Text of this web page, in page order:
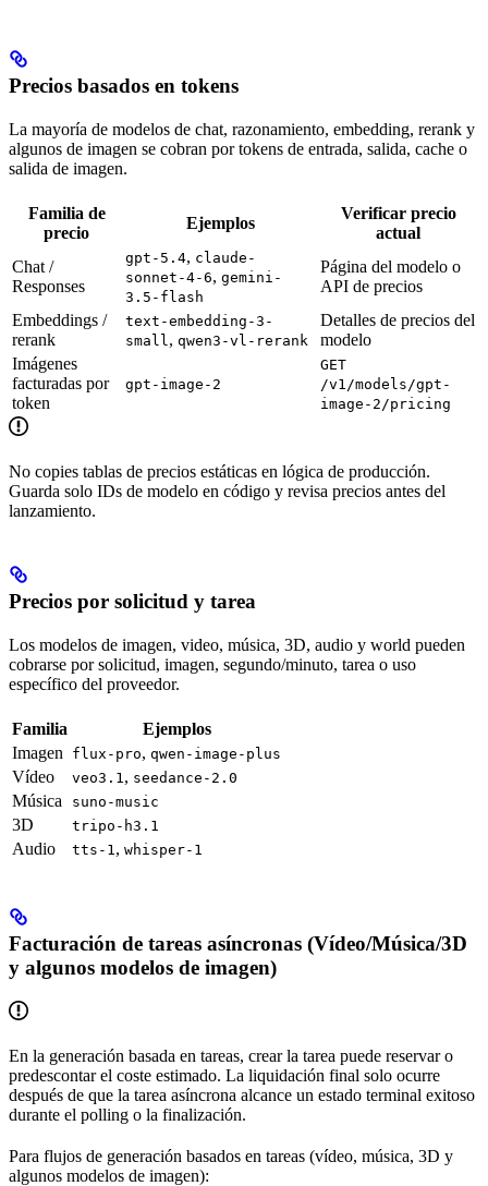
Precios basados en tokens
La mayoría de modelos de chat, razonamiento, embedding, rerank y
algunos de imagen se cobran por tokens de entrada, salida, cache o
salida de imagen.
Familia de
precio
Ejemplos
Verificar precio
actual
Chat /
Responses
gpt-5.4, claude-
sonnet-4-6, gemini-
3.5-flash
Página del modelo o
API de precios
Embeddings /
rerank
text-embedding-3-
small , qwen3-vl-rerank
Detalles de precios del
modelo
Imágenes
facturadas por
token
gpt-image-2
GET
/v1/models/gpt-
image-2/pricing
No copies tablas de precios estáticas en lógica de producción.
Guarda solo IDs de modelo en código y revisa precios antes del
lanzamiento.
Precios por solicitud y tarea
Los modelos de imagen, video, música, 3D, audio y world pueden
cobrarse por solicitud, imagen, segundo/minuto, tarea o uso
específico del proveedor.
Familia
Ejemplos
Imagen
flux-pro, qwen-image-plus
Vídeo veo3.1, seedance-2.0
Música suno-music
3D tripo-h3.1
Audio tts-1, whisper-1
Facturación de tareas asíncronas (Vídeo/Música/3D
y algunos modelos de imagen)
En la generación basada en tareas, crear la tarea puede reservar o
predescontar el coste estimado. La liquidación final solo ocurre
después de que la tarea asíncrona alcance un estado terminal exitoso
durante el polling o la finalización.
Para flujos de generación basados en tareas (vídeo, música, 3D y
algunos modelos de imagen):